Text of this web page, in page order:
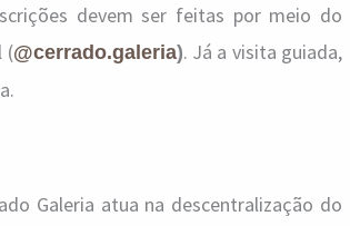
devem ser feitas por meio do
(@cerrado.galeria). Já a visita guiada,
Galeria atua na descentralização do